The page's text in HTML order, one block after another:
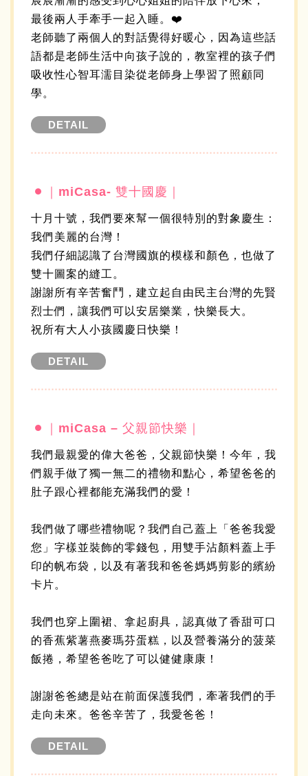
最後兩人手牽手一起入睡。❤️
老師聽了兩個人的對話覺得好暖心，因為這些話
語都是老師生活中向孩子說的，教室裡的孩子們
吸收性心智耳濡目染從老師身上學習了照顧同
學。
DETAIL
｜miCasa- 雙十國慶｜
十月十號，我們要來幫一個很特別的對象慶生：
我們美麗的台灣！
我們仔細認識了台灣國旗的模樣和顏色，也做了
雙十圖案的縫工。
謝謝所有辛苦奮鬥，建立起自由民主台灣的先賢
烈士們，讓我們可以安居樂業，快樂長大。
祝所有大人小孩國慶日快樂！
DETAIL
｜miCasa – 父親節快樂｜
我們最親愛的偉大爸爸，父親節快樂！今年，我
們親手做了獨一無二的禮物和點心，希望爸爸的
肚子跟心裡都能充滿我們的愛！
我們做了哪些禮物呢？我們自己蓋上「爸爸我愛
您」字樣並裝飾的零錢包，用雙手沾顏料蓋上手
印的帆布袋，以及有著我和爸爸媽媽剪影的繽紛
卡片。
我們也穿上圍裙、拿起廚具，認真做了香甜可口
的香蕉紫薯燕麥瑪芬蛋糕，以及營養滿分的菠菜
飯捲，希望爸爸吃了可以健健康康！
謝謝爸爸總是站在前面保護我們，牽著我們的手
走向未來。爸爸辛苦了，我愛爸爸！
DETAIL